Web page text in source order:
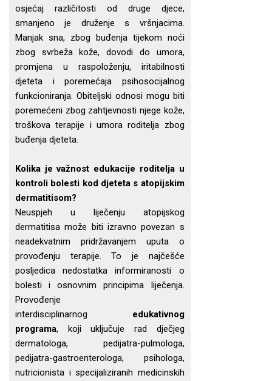
osjećaj različitosti od druge djece,
smanjeno je druženje s vršnjacima.
Manjak sna, zbog buđenja tijekom noći
zbog svrbeža kože, dovodi do umora,
promjena u raspoloženju, iritabilnosti
djeteta i poremećaja psihosocijalnog
funkcioniranja. Obiteljski odnosi mogu biti
poremećeni zbog zahtjevnosti njege kože,
troškova terapije i umora roditelja zbog
buđenja djeteta.
Kolika je važnost edukacije roditelja u
kontroli bolesti kod djeteta s atopijskim
dermatitisom?
Neuspjeh u liječenju atopijskog
dermatitisa može biti izravno povezan s
neadekvatnim pridržavanjem uputa o
provođenju terapije. To je najčešće
posljedica nedostatka informiranosti o
bolesti i osnovnim principima liječenja.
Provođenje
interdisciplinarnog edukativnog
programa, koji uključuje rad dječjeg
dermatologa, pedijatra-pulmologa,
pedijatra-gastroenterologa, psihologa,
nutricionista i specijaliziranih medicinskih